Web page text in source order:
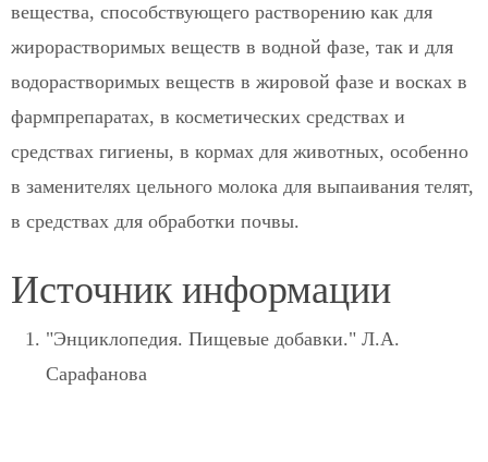
вещества, способствующего растворению как для
жирорастворимых веществ в водной фазе, так и для
водорастворимых веществ в жировой фазе и восках в
фармпрепаратах, в косметических средствах и
средствах гигиены, в кормах для животных, особенно
в заменителях цельного молока для выпаивания телят,
в средствах для обработки почвы.
Источник информации
"Энциклопедия. Пищевые добавки." Л.А.
Сарафанова